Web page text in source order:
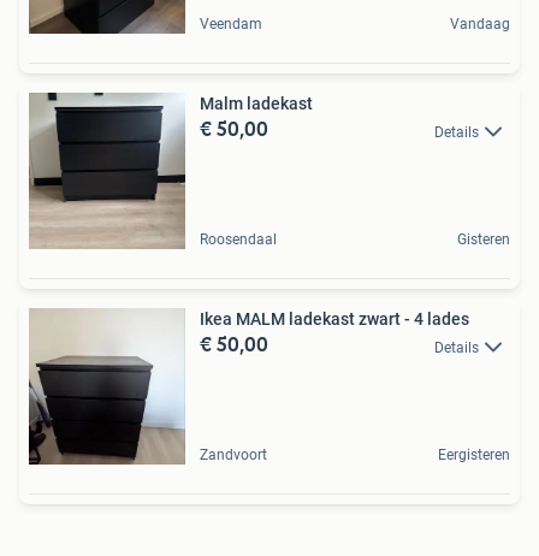
Veendam Vandaag
Malm ladekast
€ 50,00 Details
Roosendaal Gisteren
Ikea MALM ladekast zwart - 4 lades
€ 50,00 Details
Zandvoort Eergisteren